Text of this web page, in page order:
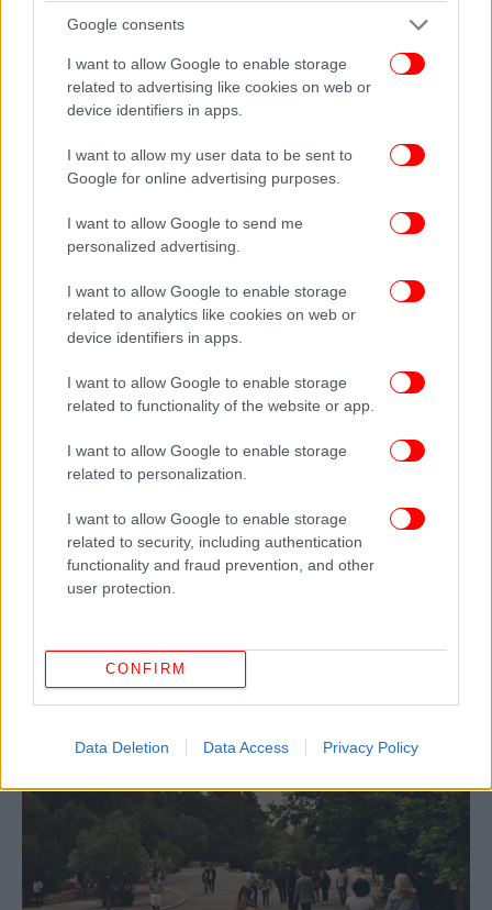
Google consents
I want to allow Google to enable storage
related to advertising like cookies on web or
device identifiers in apps.
I want to allow my user data to be sent to
Google for online advertising purposes.
I want to allow Google to send me
personalized advertising.
I want to allow Google to enable storage
related to analytics like cookies on web or
device identifiers in apps.
I want to allow Google to enable storage
related to functionality of the website or app.
I want to allow Google to enable storage
related to personalization.
I want to allow Google to enable storage
related to security, including authentication
functionality and fraud prevention, and other
user protection.
CONFIRM
Data Deletion Data Access Privacy Policy